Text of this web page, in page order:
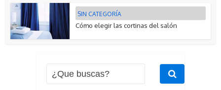
SIN CATEGORÍA
Cómo elegir las cortinas del salón